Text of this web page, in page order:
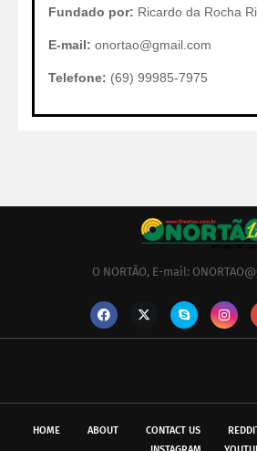
Fundado por: Ricardo da Rocha
E-mail: onortao@gmail.com
Telefone: (69) 99985-7975
O NORTÃO, E-mail:
HOME ABOUT CONTACT US